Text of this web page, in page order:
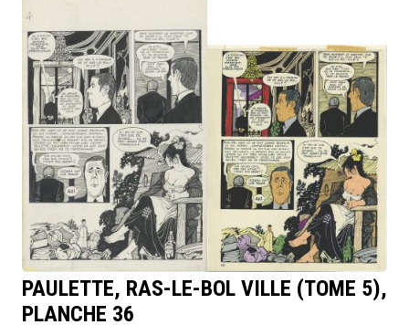
PAULETTE, RAS-LE-BOL VILLE (TOME 5),
PLANCHE 36